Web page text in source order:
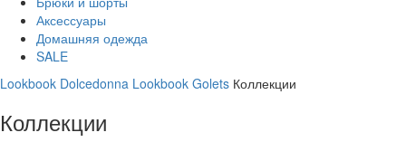
Аксессуары
Домашняя одежда
SALE
Lookbook Dolcedonna Lookbook Golets Коллекции
Коллекции